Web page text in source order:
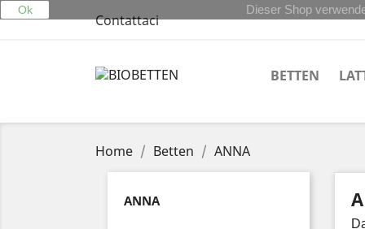
Contattaci
BETTEN
Home Betten ANNA
ANNA
Ok Dieser Shop